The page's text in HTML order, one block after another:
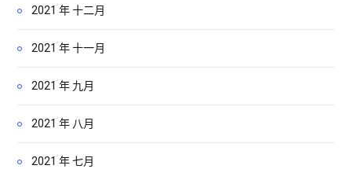
2021 年 十二月
2021 年 十一月
2021 年 九月
2021 年 八月
2021 年 七月